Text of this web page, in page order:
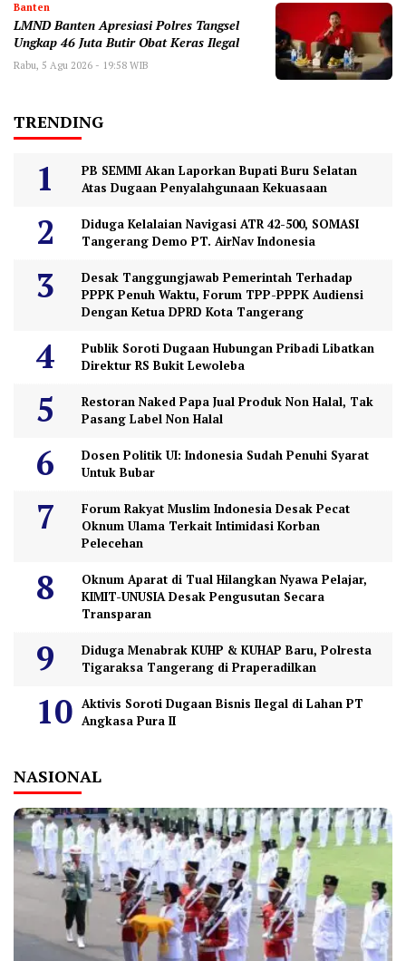
Banten
LMND Banten Apresiasi Polres Tangsel
Ungkap 46 Juta Butir Obat Keras Ilegal
Rabu, 5 Agu 2026 - 19:58 WIB
TRENDING
PB SEMMI Akan Laporkan Bupati Buru Selatan
Atas Dugaan Penyalahgunaan Kekuasaan
Diduga Kelalaian Navigasi ATR 42-500, SOMASI
Tangerang Demo PT. AirNav Indonesia
Desak Tanggungjawab Pemerintah Terhadap
PPPK Penuh Waktu, Forum TPP-PPPK Audiensi
Dengan Ketua DPRD Kota Tangerang
Publik Soroti Dugaan Hubungan Pribadi Libatkan
Direktur RS Bukit Lewoleba
Restoran Naked Papa Jual Produk Non Halal, Tak
Pasang Label Non Halal
Dosen Politik UI: Indonesia Sudah Penuhi Syarat
Untuk Bubar
Forum Rakyat Muslim Indonesia Desak Pecat
Oknum Ulama Terkait Intimidasi Korban
Pelecehan
Oknum Aparat di Tual Hilangkan Nyawa Pelajar,
KIMIT-UNUSIA Desak Pengusutan Secara
Transparan
Diduga Menabrak KUHP & KUHAP Baru, Polresta
Tigaraksa Tangerang di Praperadilkan
Aktivis Soroti Dugaan Bisnis Ilegal di Lahan PT
Angkasa Pura II
NASIONAL